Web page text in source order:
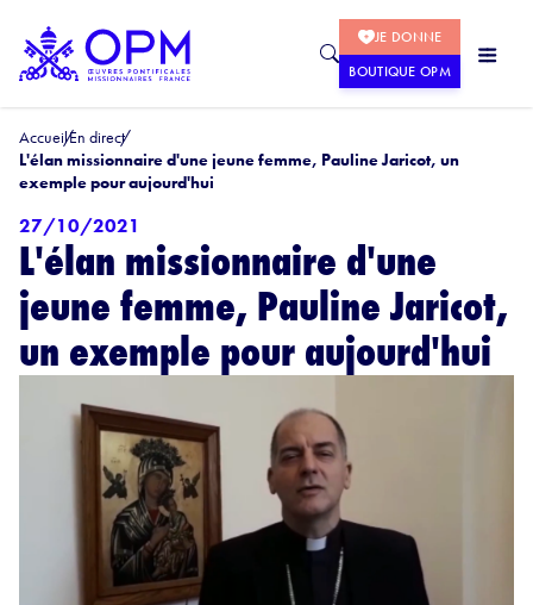
JE DONNE
BOUTIQUE OPM
AccueilEn direct
L'élan missionnaire d'une jeune femme, Pauline Jaricot, un
exemple pour aujourd'hui
27/10/2021
L'élan missionnaire d'une
jeune femme, Pauline Jaricot,
un exemple pour aujourd'hui